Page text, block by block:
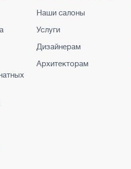
Наши салоны
Услуги
Дизайнерам
Архитекторам